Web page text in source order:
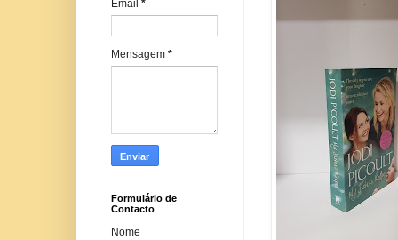
Email *
Mensagem *
Formulário de
Contacto
Nome